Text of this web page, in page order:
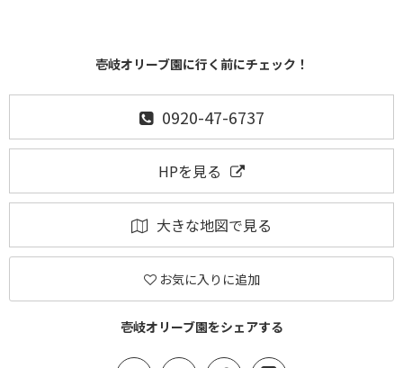
壱岐オリーブ園に行く前にチェック！
0920-47-6737
HPを見る
大きな地図で見る
お気に入りに追加
壱岐オリーブ園をシェアする